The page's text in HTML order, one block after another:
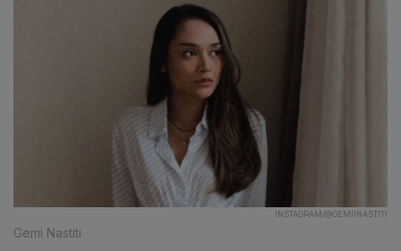
INSTAGRAM/@GEMIINASTITI
Gemi Nastiti